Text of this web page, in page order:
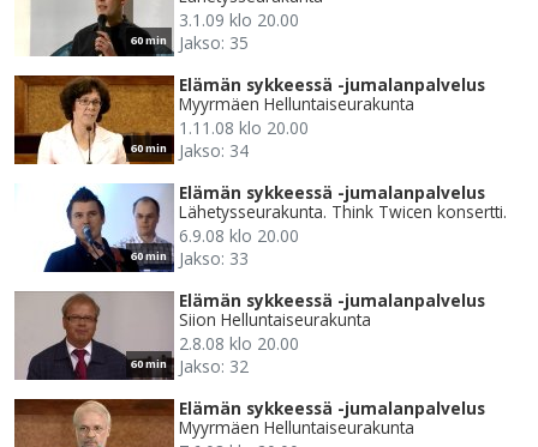
60 min
3.1.09 klo 20.00
Jakso: 35
60 min
Elämän sykkeessä -jumalanpalvelus
Myyrmäen Helluntaiseurakunta
1.11.08 klo 20.00
Jakso: 34
60 min
Elämän sykkeessä -jumalanpalvelus
Lähetysseurakunta. Think Twicen konsertti.
6.9.08 klo 20.00
Jakso: 33
60 min
Elämän sykkeessä -jumalanpalvelus
Siion Helluntaiseurakunta
2.8.08 klo 20.00
Jakso: 32
Elämän sykkeessä -jumalanpalvelus
Myyrmäen Helluntaiseurakunta